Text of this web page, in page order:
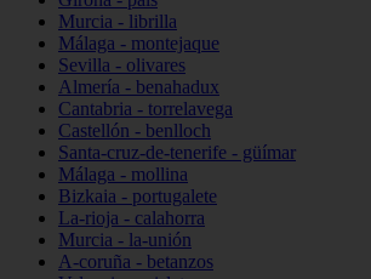
Murcia - librilla
Málaga - montejaque
Sevilla - olivares
Almería - benahadux
Cantabria - torrelavega
Castellón - benlloch
Santa-cruz-de-tenerife - güímar
Málaga - mollina
Bizkaia - portugalete
La-rioja - calahorra
Murcia - la-unión
A-coruña - betanzos